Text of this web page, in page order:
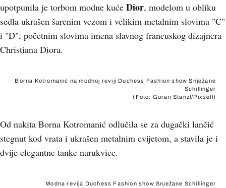
upotpunila je torbom modne kuće Dior, modelom u obliku
sedla ukrašen šarenim vezom i velikim metalnim slovima "C"
i "D", početnim slovima imena slavnog francuskog dizajnera
Christiana Diora.
Borna Kotromanić na modnoj reviji Duchess Fashion show Snježane
Schillinger
(Foto: Goran Stanzl/Pixsell)
Od nakita Borna Kotromanić odlučila se za dugački lančić
stegnut kod vrata i ukrašen metalnim cvijetom, a stavila je i
dvije elegantne tanke narukvice.
Modna revija Duchess Fashion show Snježane Schillinger